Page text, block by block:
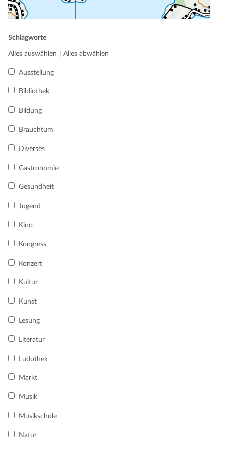
Schlagworte
Alles auswählen Alles abwählen
Ausstellung
Bibliothek
Bildung
Brauchtum
Diverses
Gastronomie
Gesundheit
Jugend
Kino
Kongress
Konzert
Kultur
Kunst
Lesung
Literatur
Ludothek
Markt
Musik
Musikschule
Natur